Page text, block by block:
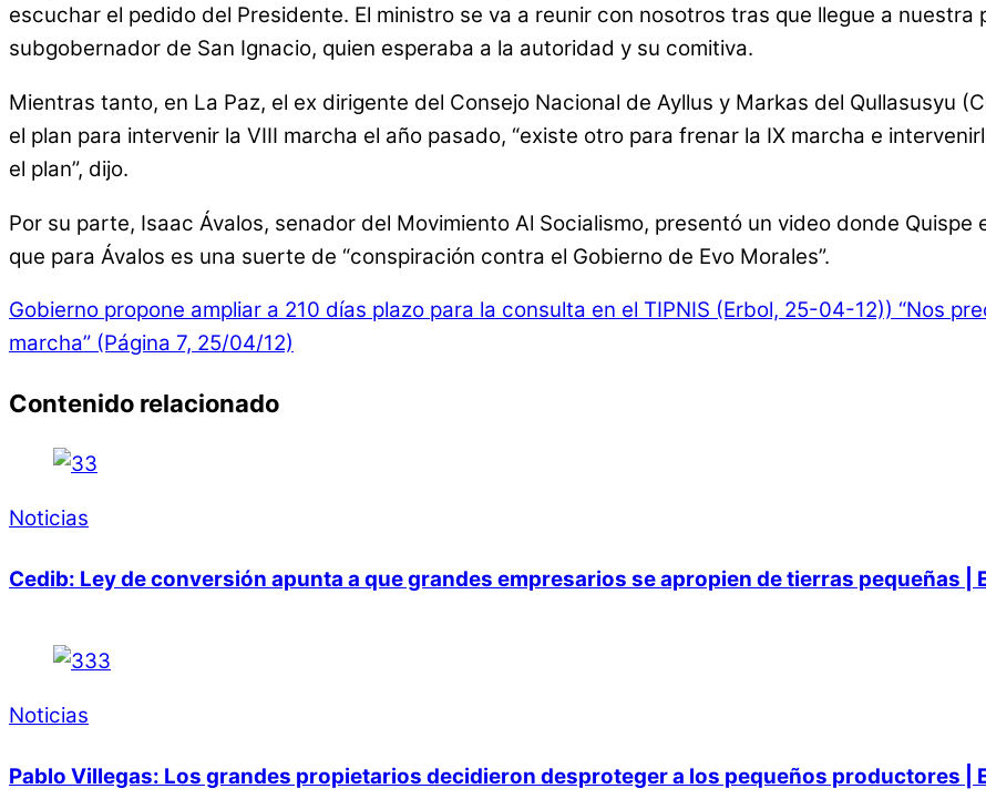
escuchar el pedido del Presidente. El ministro se va a reunir con nosotros tras que llegue a nuestra
subgobernador de San Ignacio, quien esperaba a la autoridad y su comitiva.
Mientras tanto, en La Paz, el ex dirigente del Consejo Nacional de Ayllus y Markas del Qullasusyu
el plan para intervenir la VIII marcha el año pasado, “existe otro para frenar la IX marcha e
el plan”, dijo.
Por su parte, Isaac Ávalos, senador del Movimiento Al Socialismo, presentó un video donde Quispe
que para Ávalos es una suerte de “conspiración contra el Gobierno de Evo Morales”.
Gobierno propone ampliar a 210 días plazo para la consulta en el TIPNIS (Erbol, 25-04-12)) “Nos
marcha” (Página 7, 25/04/12)
Contenido relacionado
Noticias
Cedib: Ley de conversión apunta a que grandes empresarios se apropien de tierras pequeñas |
Noticias
Pablo Villegas: Los grandes propietarios decidieron desproteger a los pequeños productores |